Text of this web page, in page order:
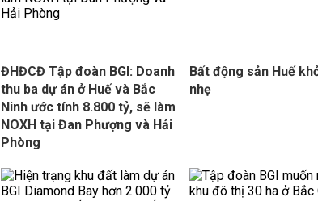
ĐHĐCĐ Tập đoàn BGI: Doanh
thu ba dự án ở Huế và Bắc
Ninh ước tính 8.800 tỷ, sẽ làm
NOXH tại Đan Phượng và Hải
Phòng
Bất động sản Huế
nhẹ